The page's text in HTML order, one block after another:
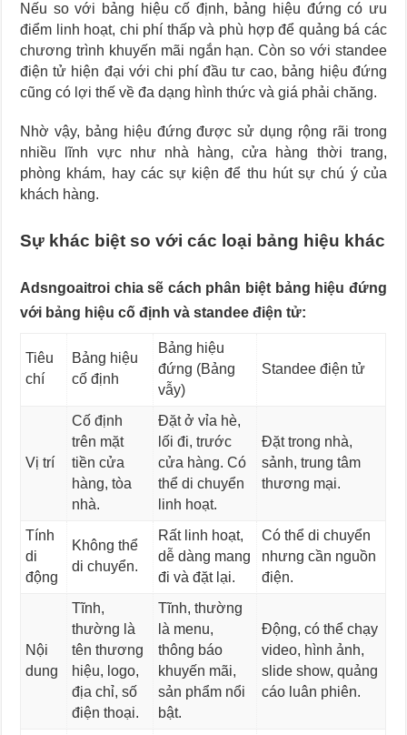
Nếu so với bảng hiệu cố định, bảng hiệu đứng có ưu
điểm linh hoạt, chi phí thấp và phù hợp để quảng bá các
chương trình khuyến mãi ngắn hạn. Còn so với standee
điện tử hiện đại với chi phí đầu tư cao, bảng hiệu đứng
cũng có lợi thế về đa dạng hình thức và giá phải chăng.
Nhờ vậy, bảng hiệu đứng được sử dụng rộng rãi trong
nhiều lĩnh vực như nhà hàng, cửa hàng thời trang,
phòng khám, hay các sự kiện để thu hút sự chú ý của
khách hàng.
Sự khác biệt so với các loại bảng hiệu khác
Adsngoaitroi chia sẽ cách phân biệt bảng hiệu đứng
với bảng hiệu cố định và standee điện tử:
Tiêu
chí
Bảng hiệu
cố định
Bảng hiệu
đứng (Bảng
vẫy)
Standee điện tử
Vị trí
Cố định
trên mặt
tiền cửa
hàng, tòa
nhà.
Đặt ở vỉa hè,
lối đi, trước
cửa hàng. Có
thể di chuyển
linh hoạt.
Đặt trong nhà,
sảnh, trung tâm
thương mại.
Tính
di
động
Không thể
di chuyển.
Rất linh hoạt,
dễ dàng mang
đi và đặt lại.
Có thể di chuyển
nhưng cần nguồn
điện.
Nội
dung
Tĩnh,
thường là
tên thương
hiệu, logo,
địa chỉ, số
điện thoại.
Tĩnh, thường
là menu,
thông báo
khuyến mãi,
sản phẩm nổi
bật.
Động, có thể chạy
video, hình ảnh,
slide show, quảng
cáo luân phiên.